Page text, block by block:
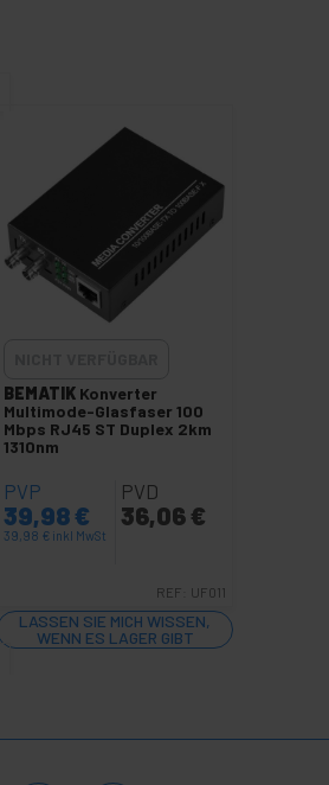
BEMATIK Konverter
Multimode-Glasfaser 100
Mbps RJ45 ST Duplex 2km
1310nm
PVP
39,98€
39,98 € inkl MwSt
PVD
36,06 €
REF: UF011
LASSEN SIE MICH WISSEN,
WENN ES LAGER GIBT